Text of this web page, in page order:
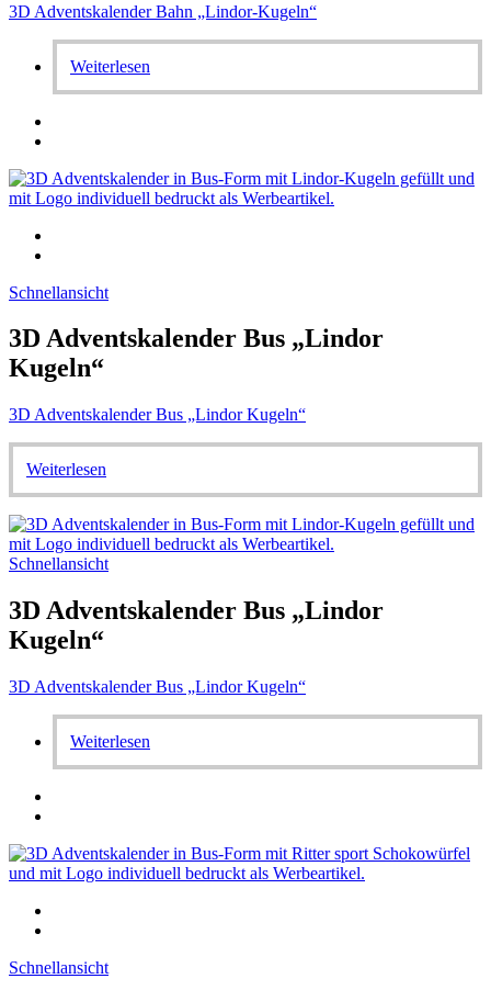
3D Adventskalender Bahn „Lindor-Kugeln“
Weiterlesen
Schnellansicht
3D Adventskalender Bus „Lindor
Kugeln“
3D Adventskalender Bus „Lindor Kugeln“
Weiterlesen
Schnellansicht
3D Adventskalender Bus „Lindor
Kugeln“
3D Adventskalender Bus „Lindor Kugeln“
Weiterlesen
Schnellansicht